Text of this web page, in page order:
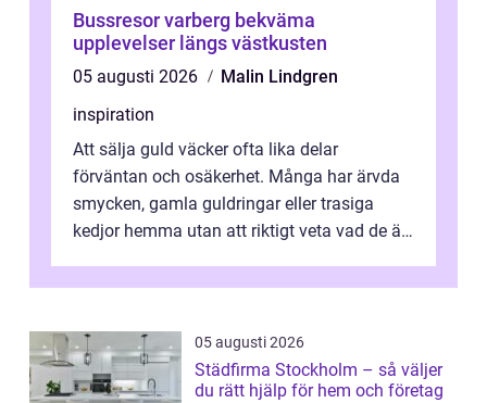
Bussresor varberg bekväma
upplevelser längs västkusten
05 augusti 2026
Malin Lindgren
inspiration
Att sälja guld väcker ofta lika delar
förväntan och osäkerhet. Många har ärvda
smycken, gamla guldringar eller trasiga
kedjor hemma utan att riktigt veta vad de är
05 augusti 2026
Städfirma Stockholm – så väljer
du rätt hjälp för hem och företag